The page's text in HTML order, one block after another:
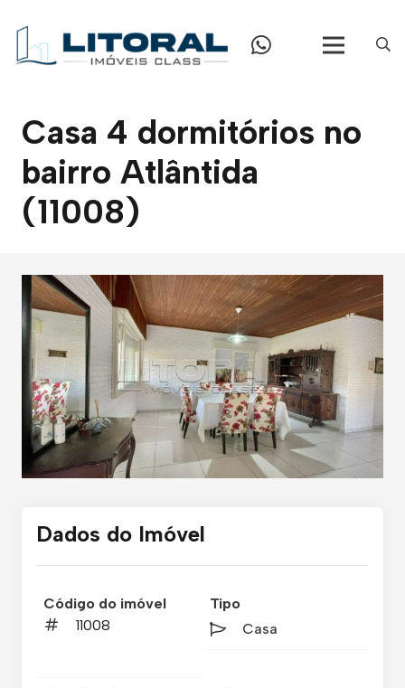
Casa 4 dormitórios no
bairro Atlântida
(11008)
Dados do Imóvel
Código do imóvel
11008
Tipo
Casa